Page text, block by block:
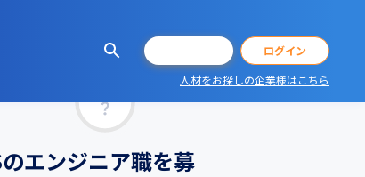
ログイン
人材をお探しの企業様はこちら
エンジニア職を募